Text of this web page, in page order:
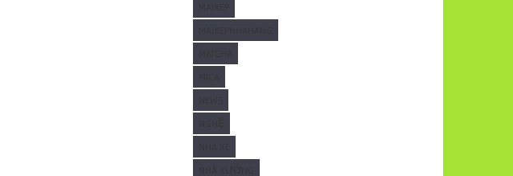
MAIXEP
MAIXEPNHAHANG
MATCHA
MICA
NGHỆ
NHÀ XE
NHÀ XƯỞNG